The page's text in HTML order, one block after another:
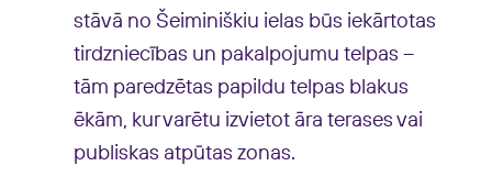
stāvā no Šeiminiškiu ielas būs iekārtotas
tirdzniecības un pakalpojumu telpas –
tām paredzētas papildu telpas blakus
ēkām, kur varētu izvietot āra terases vai
publiskas atpūtas zonas.